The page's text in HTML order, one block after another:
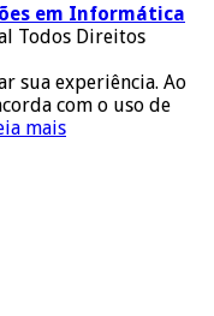
em Informática
Todos Direitos
sua experiência. Ao
com o uso de
mais